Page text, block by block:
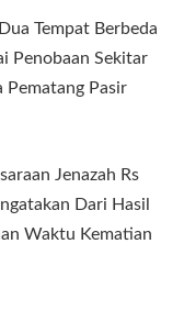
Tempat Berbeda
Penobaan Sekitar
Pematang Pasir
Jenazah Rs
Dari Hasil
Waktu Kematian